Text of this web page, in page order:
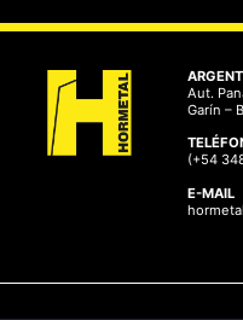
Aut.
Garín –
(+54
E-MAIL